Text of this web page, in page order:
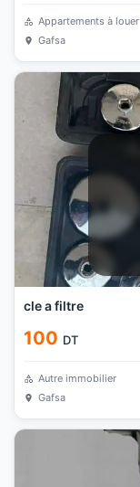
Appartements à louer
Gafsa
cle a filtre
100 DT
Autre immobilier
Gafsa